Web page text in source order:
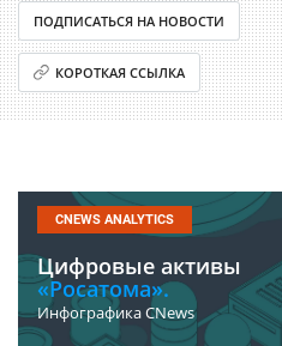
ПОДПИСАТЬСЯ НА НОВОСТИ
КОРОТКАЯ ССЫЛКА
CNEWS ANALYTICS
Цифровые активы
«Росатома».
Инфографика CNews